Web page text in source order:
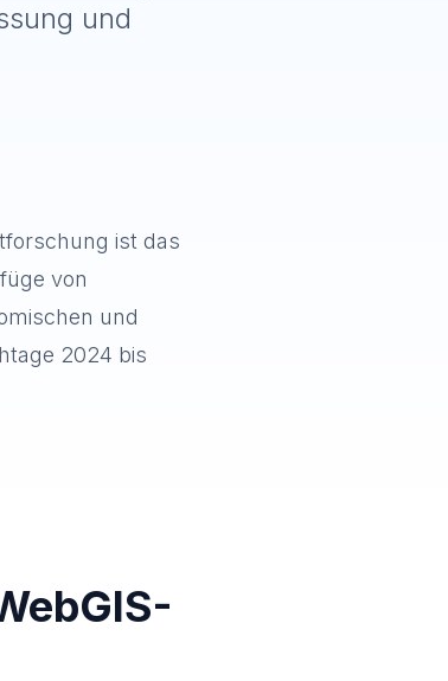
und
ist das
von
und
2024 bis